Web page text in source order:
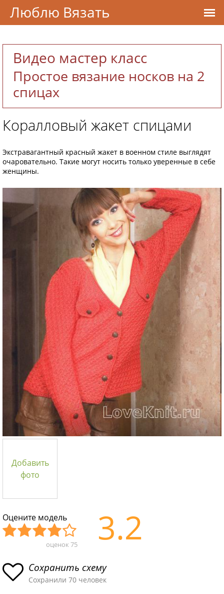
Видео мастер класс
Простое вязание носков на 2
спицах
Коралловый жакет спицами
Экстравагантный красный жакет в военном стиле выглядят
очаровательно. Такие могут носить только уверенные в себе
женщины.
Добавить
фото
Оцените модель
асн
ая
пло
хая
ыч
ная
Хор
ая
Отл
ая
оценок 75 3.2
Сохранить схему
Сохранили 70 человек
Люблю Вязать